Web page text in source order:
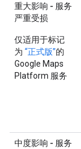
重大影响 - 服务
严重受损
仅适用于标记
为 “正式版”的
Google Maps
Platform 服务
中度影响 - 服务